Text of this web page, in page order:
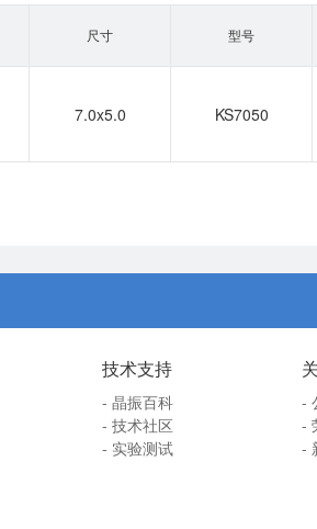
尺寸 型号
7.0x5.0 KS7050
技术支持
- 晶振百科
- 技术社区
- 实验测试
-
-
-